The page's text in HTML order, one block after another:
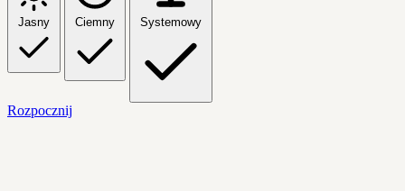
Jasny Ciemny Systemowy
Rozpocznij